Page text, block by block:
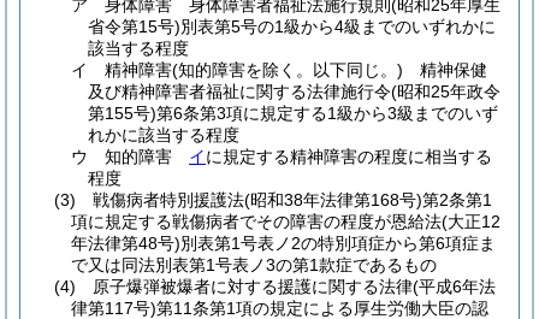
ア 身体障害 身体障害者福祉法施行規則 (昭和25年厚生
省令第15号)別表第5号の1級から4級までのいずれかに
該当する程度
イ
精神障害(知的障害を除く。以下同じ。) 精神保健
及び精神障害者福祉に関する法律施行令(昭和25年政令
第155号)第6条第3項に規定する1級から3級までのいず
れかに該当する程度
ウ
知的障害 イに規定する精神障害の程度に相当する
程度
(3)
戦傷病者特別援護法(昭和38年法律第168号)第2条第1
項に規定する戦傷病者でその障害の程度が恩給法(大正12
年法律第48号)別表第1号表ノ2の特別項症から第6項症ま
で又は同法別表第1号表ノ3の第1款症であるもの
(4)
原子爆弾被爆者に対する援護に関する法律(平成6年法
律第117号)第11条第1項の規定による厚生労働大臣の認